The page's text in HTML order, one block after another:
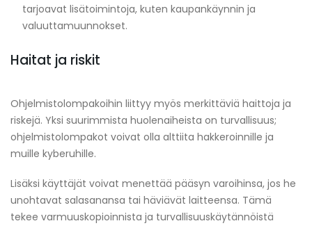
tarjoavat lisätoimintoja, kuten kaupankäynnin ja
valuuttamuunnokset.
Haitat ja riskit
Ohjelmistolompakoihin liittyy myös merkittäviä haittoja ja
riskejä. Yksi suurimmista huolenaiheista on turvallisuus;
ohjelmistolompakot voivat olla alttiita hakkeroinnille ja
muille kyberuhille.
Lisäksi käyttäjät voivat menettää pääsyn varoihinsa, jos he
unohtavat salasanansa tai häviävät laitteensa. Tämä
tekee varmuuskopioinnista ja turvallisuuskäytännöistä